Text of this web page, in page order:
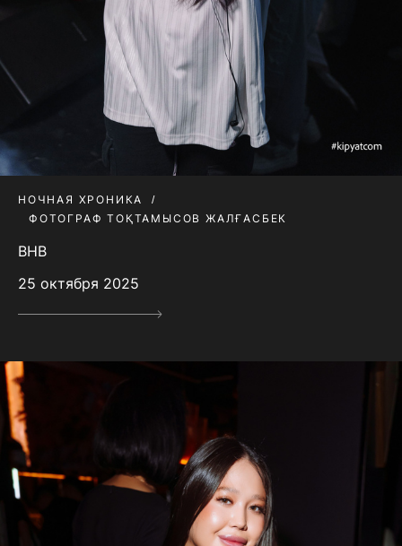
НОЧНАЯ ХРОНИКА
ФОТОГРАФ ТОҚТАМЫСОВ ЖАЛҒАСБЕК
BHB
25 октября 2025